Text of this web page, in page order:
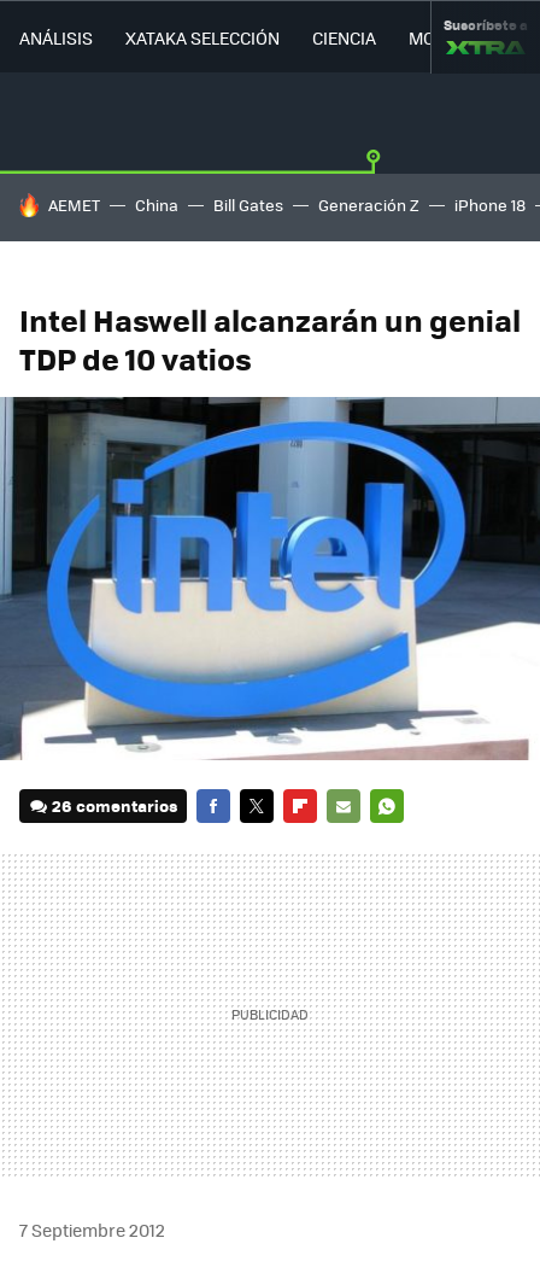
ANÁLISIS XATAKA SELECCIÓN CIENCIA MOVILIDAD
Suscríbete a
HOY SE HABLA DE
AEMET China Bill Gates Generación Z iPhone 18
Intel Haswell alcanzarán un genial
TDP de 10 vatios
26 comentarios
MAIL
7 Septiembre 2012